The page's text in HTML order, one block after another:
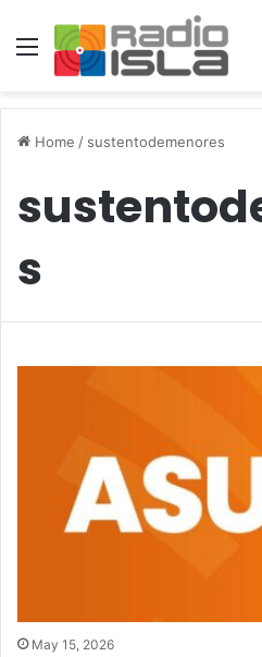
Menu
Home / sustentodemenores
s
May 15, 2026